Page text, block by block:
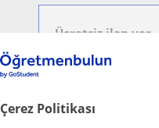
Çerez Politikası
Ücretsiz ilan ver
Ücretsiz bir ilan ver